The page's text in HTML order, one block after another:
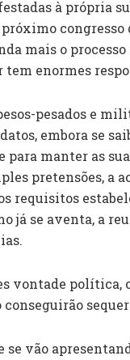
à própria
próximo
mais o
tem enormes
pesados e
embora se
para manter as
pretensões, a
requisitos
já se aventa, a
vontade política,
conseguirão
se vão